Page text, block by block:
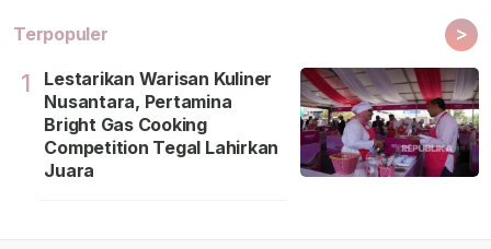
Terpopuler >
1
Lestarikan Warisan Kuliner
Nusantara, Pertamina
Bright Gas Cooking
Competition Tegal Lahirkan
Juara